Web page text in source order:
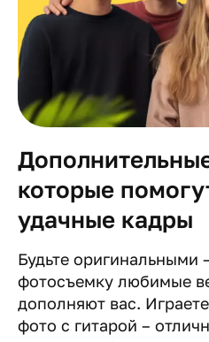
которые
удачные кадры
Будьте оригинальными
фотосъемку любимые
дополняют вас.
фото с гитарой –